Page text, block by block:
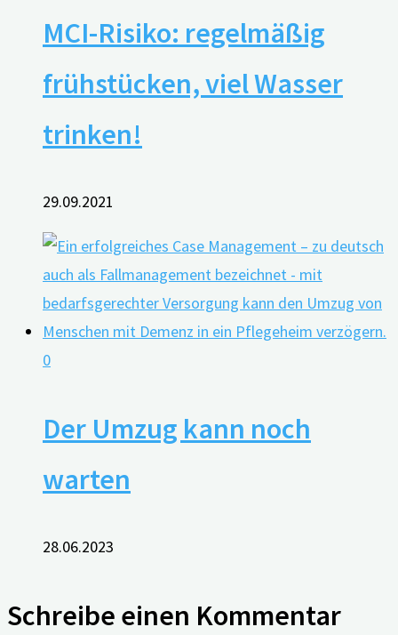
MCI-Risiko: regelmäßig
frühstücken, viel Wasser
trinken!
29.09.2021
0
Der Umzug kann noch
warten
28.06.2023
Schreibe einen Kommentar